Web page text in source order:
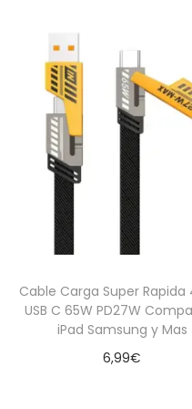
Cable Carga Super Rapida
USB C 65W PD27W
iPad Samsung y Mas
6,99€